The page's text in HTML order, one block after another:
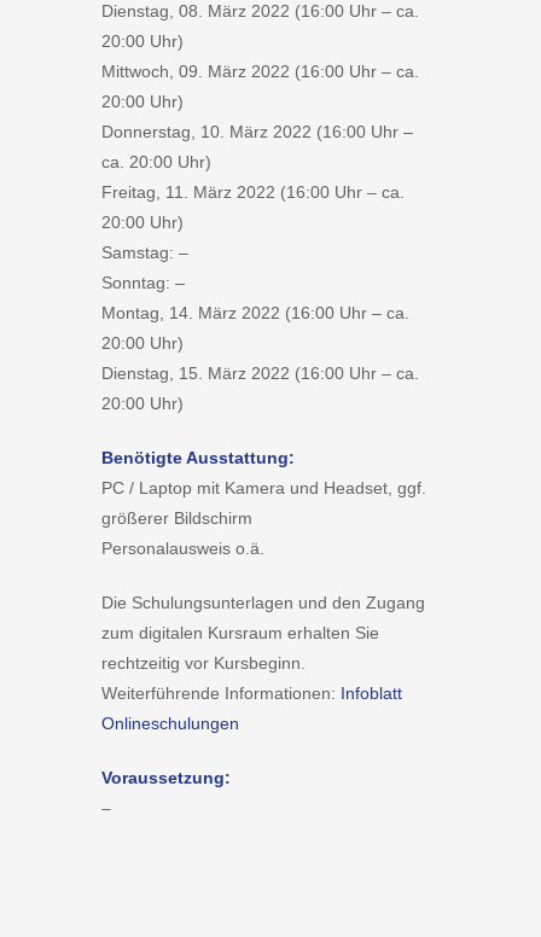
Dienstag, 08. März 2022 (16:00 Uhr – ca.
20:00 Uhr)
Mittwoch, 09. März 2022 (16:00 Uhr – ca.
20:00 Uhr)
Donnerstag, 10. März 2022 (16:00 Uhr –
ca. 20:00 Uhr)
Freitag, 11. März 2022 (16:00 Uhr – ca.
20:00 Uhr)
Samstag: –
Sonntag: –
Montag, 14. März 2022 (16:00 Uhr – ca.
20:00 Uhr)
Dienstag, 15. März 2022 (16:00 Uhr – ca.
20:00 Uhr)
Benötigte Ausstattung:
PC / Laptop mit Kamera und Headset, ggf.
größerer Bildschirm
Personalausweis o.ä.
Die Schulungsunterlagen und den Zugang
zum digitalen Kursraum erhalten Sie
rechtzeitig vor Kursbeginn.
Weiterführende Informationen: Infoblatt
Onlineschulungen
Voraussetzung:
–